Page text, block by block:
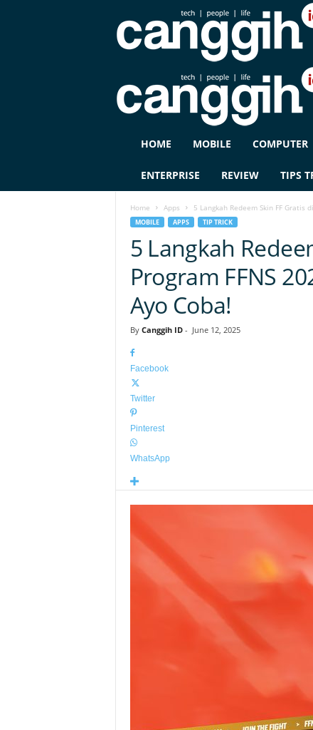
G
HOME MOBILE COMPUTER
ENTERPRISE REVIEW TIPS
Home Apps 5 Langkah Redeem Skin FF Gratis
MOBILE APPS TIP TRICK
5 Langkah
Program FFNS
Ayo Coba!
By Canggih ID- June 12, 2025
Facebook
Twitter
Pinterest
WhatsApp